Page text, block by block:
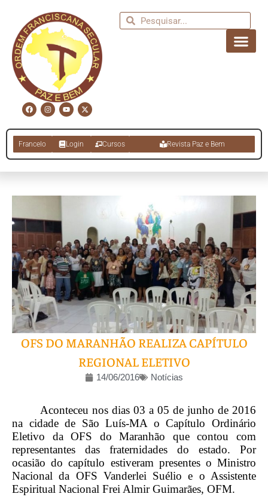
Francelo Login Cursos Revista Paz e Bem
OFS DO MARANHÃO REALIZA CAPÍTULO
REGIONAL ELETIVO
14/06/2016 Notícias
Aconteceu nos dias 03 a 05 de junho de 2016
na cidade de São Luís-MA o Capítulo Ordinário
Eletivo da OFS do Maranhão que contou com
representantes das fraternidades do estado. Por
ocasião do capítulo estiveram presentes o Ministro
Nacional da OFS Vanderlei Suélio e o Assistente
Espiritual Nacional Frei Almir Guimarães, OFM.